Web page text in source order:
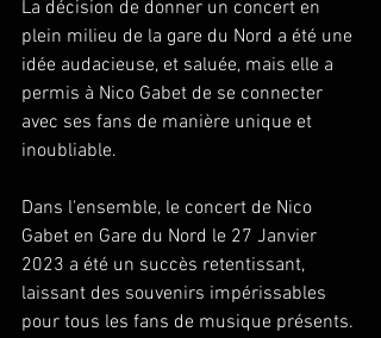
La décision de donner un concert en
plein milieu de la gare du Nord a été une
idée audacieuse, et saluée, mais elle a
permis à Nico Gabet de se connecter
avec ses fans de manière unique et
inoubliable.
Dans l'ensemble, le concert de Nico
Gabet en Gare du Nord le 27 Janvier
2023 a été un succès retentissant,
laissant des souvenirs impérissables
pour tous les fans de musique présents.